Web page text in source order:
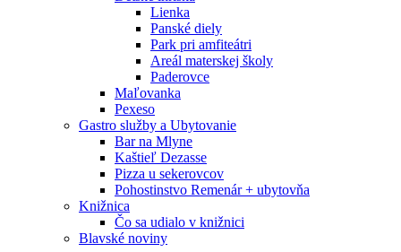
Lienka
Panské diely
Park pri amfiteátri
Areál materskej školy
Paderovce
Maľovanka
Pexeso
Gastro služby a Ubytovanie
Bar na Mlyne
Kaštieľ Dezasse
Pizza u sekerovcov
Pohostinstvo Remenár + ubytovňa
Knižnica
Čo sa udialo v knižnici
Blavské noviny